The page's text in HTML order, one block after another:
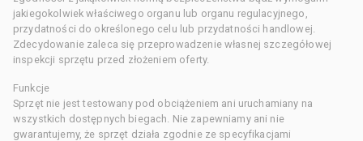
jakiegokolwiek właściwego organu lub organu regulacyjnego,
przydatności do określonego celu lub przydatności handlowej.
Zdecydowanie zaleca się przeprowadzenie własnej szczegółowej
inspekcji sprzętu przed złożeniem oferty.
Funkcje
Sprzęt nie jest testowany pod obciążeniem ani uruchamiany na
wszystkich dostępnych biegach. Nie zapewniamy ani nie
gwarantujemy, że sprzęt działa zgodnie ze specyfikacjami